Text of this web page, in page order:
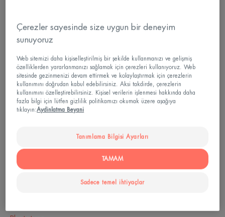
Yaşlanma Karşıtı SPF 50+ Renkli Güneş Koruyucu,
güneşin zararlı ışınlarına karşı optimum koruma
sağlar. Cildin aydınlık ve ışıltılı bir görünüm
kazanmasına yardımcı olur.
Hassas ciltler için çok yüksek, renkli ve yaşlanma
karşıtı güneş koruması.
Pompalı
Kullanabilir
Çerezler sayesinde size uygun bir deneyim
sunuyoruz
Web sitemizi daha kişiselleştirilmiş bir şekilde kullanmanızı ve gelişmiş
özelliklerden yararlanmanızı sağlamak için çerezleri kullanıyoruz. Web
sitesinde gezinmenizi devam ettirmek ve kolaylaştırmak için çerezlerin
kullanımını doğrudan kabul edebilirsiniz. Aksi takdirde, çerezlerin
kullanımını özelleştirebilirsiniz. Kişisel verilerin işlenmesi hakkında daha
fazla bilgi için lütfen gizlilik politikamızı okumak üzere aşağıya
tıklayın:Aydinlatma Beyani
Tanımlama Bilgisi Ayarları
Sadece temel ihtiyaçlar
TAMAM